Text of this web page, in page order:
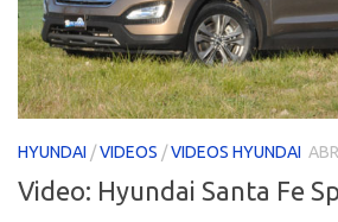
HYUNDAI /VIDEOS /VIDEOS HYUNDAI
Video: Hyundai Santa Fe